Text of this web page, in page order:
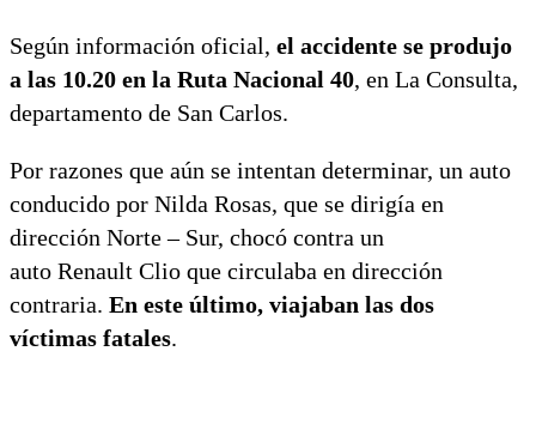
Según información oficial, el accidente se produjo
a las 10.20 en la Ruta Nacional 40, en La Consulta,
departamento de San Carlos.
Por razones que aún se intentan determinar, un auto
conducido por Nilda Rosas, que se dirigía en
dirección Norte – Sur, chocó contra un
auto Renault Clio que circulaba en dirección
contraria. En este último, viajaban las dos
víctimas fatales.